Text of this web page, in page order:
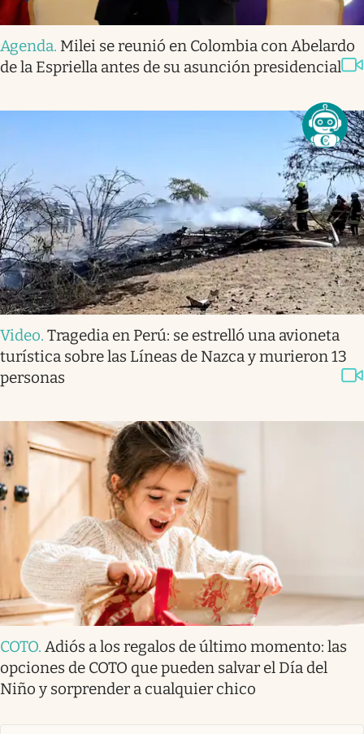
Agenda. Milei se reunió en Colombia con Abelardo
de la Espriella antes de su asunción presidencial
Video. Tragedia en Perú: se estrelló una avioneta
turística sobre las Líneas de Nazca y murieron 13
personas
COTO. Adiós a los regalos de último momento: las
opciones de COTO que pueden salvar el Día del
Niño y sorprender a cualquier chico